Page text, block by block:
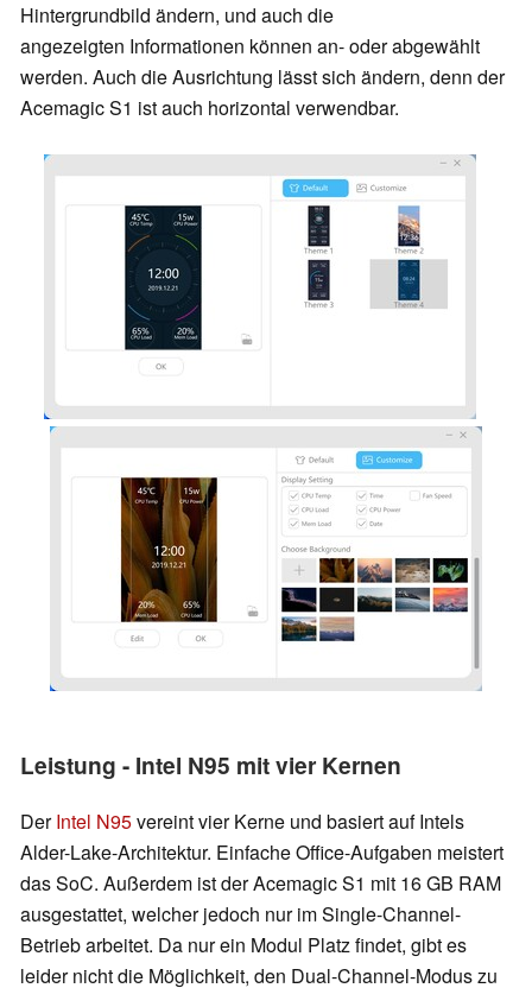
Hintergrundbild ändern, und auch die
angezeigten Informationen können an- oder abgewählt
werden. Auch die Ausrichtung lässt sich ändern, denn der
Acemagic S1 ist auch horizontal verwendbar.
Leistung - Intel N95 mit vier Kernen
DerIntel N95vereint vier Kerne und basiert auf Intels
Alder-Lake-Architektur. Einfache Office-Aufgaben meistert
das SoC. Außerdem ist der Acemagic S1 mit 16 GB RAM
ausgestattet, welcher jedoch nur im Single-Channel-
Betrieb arbeitet. Da nur ein Modul Platz findet, gibt es
leider nicht die Möglichkeit, den Dual-Channel-Modus zu